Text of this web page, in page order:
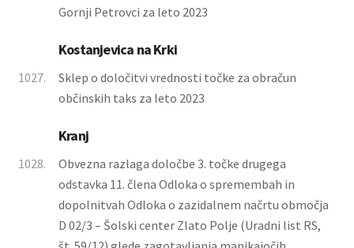
Gornji Petrovci za leto 2023
Kostanjevica na Krki
1027.
Sklep o določitvi vrednosti točke za obračun
občinskih taks za leto 2023
Kranj
1028.
Obvezna razlaga določbe 3. točke drugega
odstavka 11. člena Odloka o spremembah in
dopolnitvah Odloka o zazidalnem načrtu območja
D 02/3 – Šolski center Zlato Polje (Uradni list RS,